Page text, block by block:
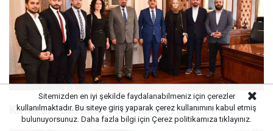
Kırıkkale Barosu, Vali Makas’ı ziyaret etti
Sitemizden en iyi şekilde faydalanabilmeniz için çerezler
kullanılmaktadır. Bu siteye giriş yaparak çerez kullanımını kabul etmiş
bulunuyorsunuz. Daha fazla bilgi için Çerez politikamıza tıklayınız.